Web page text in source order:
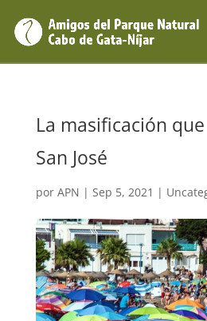
La masificación
San José
por APN | Sep 5, 2021 |